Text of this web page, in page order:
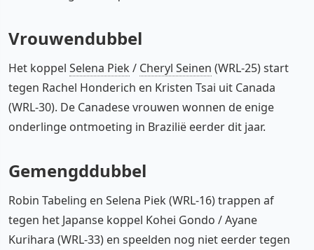
Vrouwendubbel
Het koppel Selena Piek/ Cheryl Seinen (WRL-25) start
tegen Rachel Honderich en Kristen Tsai uit Canada
(WRL-30). De Canadese vrouwen wonnen de enige
onderlinge ontmoeting in Brazilië eerder dit jaar.
Gemengddubbel
Robin Tabeling en Selena Piek (WRL-16) trappen af
tegen het Japanse koppel Kohei Gondo / Ayane
Kurihara (WRL-33) en speelden nog niet eerder tegen